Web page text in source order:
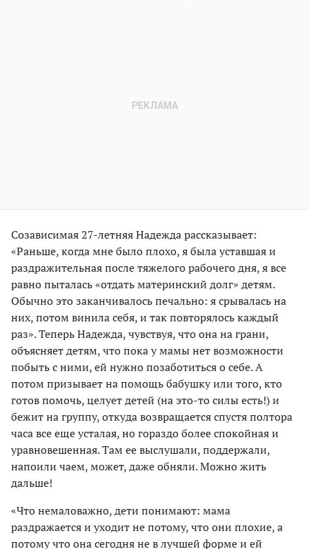
Созависимая 27-летняя Надежда рассказывает:
«Раньше, когда мне было плохо, я была уставшая и
раздражительная после тяжелого рабочего дня, я все
равно пыталась «отдать материнский долг» детям.
Обычно это заканчивалось печально: я срывалась на
них, потом винила себя, и так повторялось каждый
раз». Теперь Надежда, чувствуя, что она на грани,
объясняет детям, что пока у мамы нет возможности
побыть с ними, ей нужно позаботиться о себе. А
потом призывает на помощь бабушку или того, кто
готов помочь, целует детей (на это-то силы есть!) и
бежит на группу, откуда возвращается спустя полтора
часа все еще усталая, но гораздо более спокойная и
уравновешенная. Там ее выслушали, поддержали,
напоили чаем, может, даже обняли. Можно жить
дальше!
«Что немаловажно, дети понимают: мама
раздражается и уходит не потому, что они плохие, а
потому что она сегодня не в лучшей форме и ей